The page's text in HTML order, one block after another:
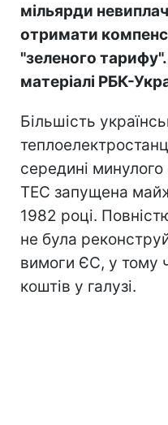
мільярди
отримати
"зеленого
матеріалі РБК-
Більшість
середині
ТЕС запущена
1982 році.
не була
вимоги ЄС, у тому
коштів у галузі.